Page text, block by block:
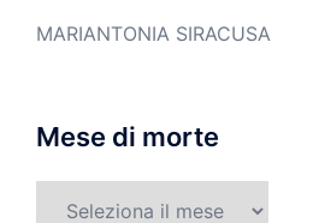
MARIANTONIA SIRACUSA
Mese di morte